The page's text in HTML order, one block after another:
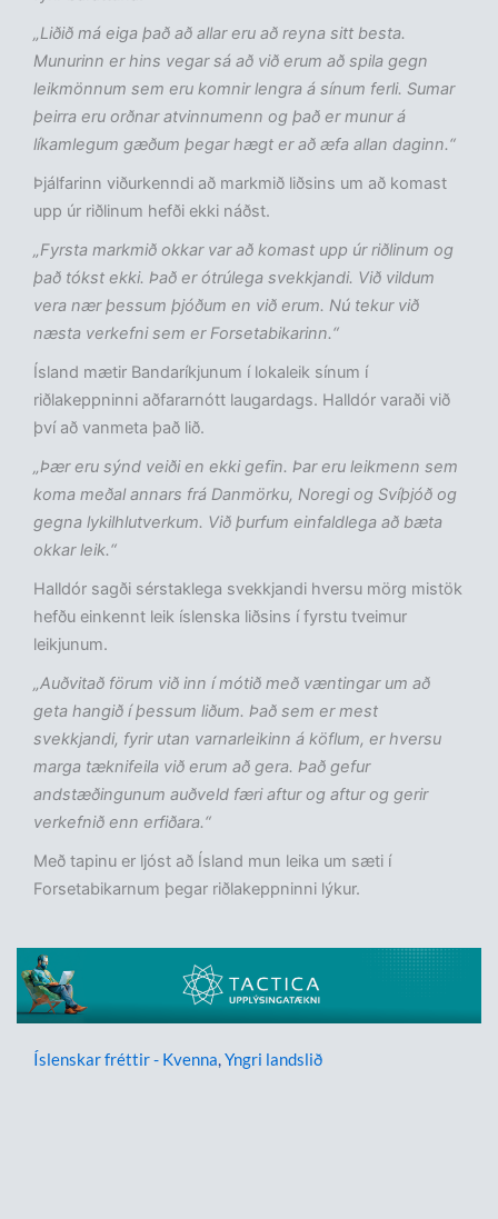
„Liðið má eiga það að allar eru að reyna sitt besta.
Munurinn er hins vegar sá að við erum að spila gegn
leikmönnum sem eru komnir lengra á sínum ferli. Sumar
þeirra eru orðnar atvinnumenn og það er munur á
líkamlegum gæðum þegar hægt er að æfa allan daginn.“
Þjálfarinn viðurkenndi að markmið liðsins um að komast
upp úr riðlinum hefði ekki náðst.
„Fyrsta markmið okkar var að komast upp úr riðlinum og
það tókst ekki. Það er ótrúlega svekkjandi. Við vildum
vera nær þessum þjóðum en við erum. Nú tekur við
næsta verkefni sem er Forsetabikarinn.“
Ísland mætir Bandaríkjunum í lokaleik sínum í
riðlakeppninni aðfararnótt laugardags. Halldór varaði við
því að vanmeta það lið.
„Þær eru sýnd veiði en ekki gefin. Þar eru leikmenn sem
koma meðal annars frá Danmörku, Noregi og Svíþjóð og
gegna lykilhlutverkum. Við þurfum einfaldlega að bæta
okkar leik.“
Halldór sagði sérstaklega svekkjandi hversu mörg mistök
hefðu einkennt leik íslenska liðsins í fyrstu tveimur
leikjunum.
„Auðvitað förum við inn í mótið með væntingar um að
geta hangið í þessum liðum. Það sem er mest
svekkjandi, fyrir utan varnarleikinn á köflum, er hversu
marga tæknifeila við erum að gera. Það gefur
andstæðingunum auðveld færi aftur og aftur og gerir
verkefnið enn erfiðara.“
Með tapinu er ljóst að Ísland mun leika um sæti í
Forsetabikarnum þegar riðlakeppninni lýkur.
Íslenskar fréttir - Kvenna,Yngri landslið